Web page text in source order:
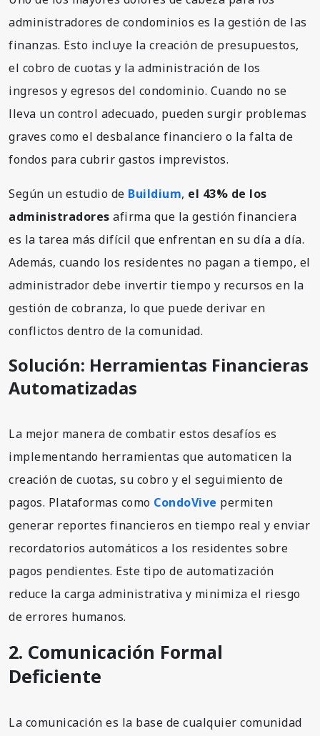
administradores de condominios es la gestión de las
finanzas. Esto incluye la creación de presupuestos,
el cobro de cuotas y la administración de los
ingresos y egresos del condominio. Cuando no se
lleva un control adecuado, pueden surgir problemas
graves como el desbalance financiero o la falta de
fondos para cubrir gastos imprevistos.
Según un estudio de Buildium, el 43% de los
administradores afirma que la gestión financiera
es la tarea más difícil que enfrentan en su día a día.
Además, cuando los residentes no pagan a tiempo, el
administrador debe invertir tiempo y recursos en la
gestión de cobranza, lo que puede derivar en
conflictos dentro de la comunidad.
Solución: Herramientas Financieras
Automatizadas
La mejor manera de combatir estos desafíos es
implementando herramientas que automaticen la
creación de cuotas, su cobro y el seguimiento de
pagos. Plataformas como CondoVive permiten
generar reportes financieros en tiempo real y enviar
recordatorios automáticos a los residentes sobre
pagos pendientes. Este tipo de automatización
reduce la carga administrativa y minimiza el riesgo
de errores humanos.
2. Comunicación Formal
Deficiente
La comunicación es la base de cualquier comunidad